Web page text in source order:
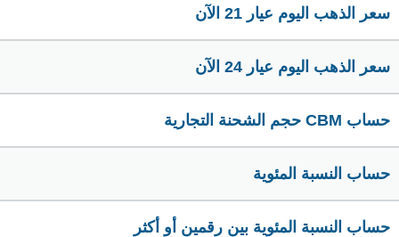
سعر الذهب اليوم عيار 21 الآن
سعر الذهب اليوم عيار 24 الآن
حساب CBM حجم الشحنة التجارية
حساب النسبة المئوية
حساب النسبة المئوية بين رقمين أو أكثر